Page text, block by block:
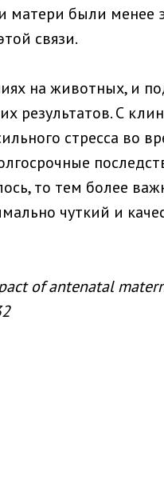
матери были менее
связи.
на животных, и
результатов. С
стресса во
то тем более
чуткий и
of antenatal